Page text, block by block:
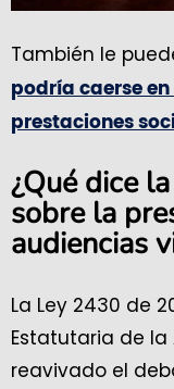
También le
podría caerse en
prestaciones
¿Qué dice
sobre la
audiencias
La Ley 2430 de
Estatutaria de
reavivado el